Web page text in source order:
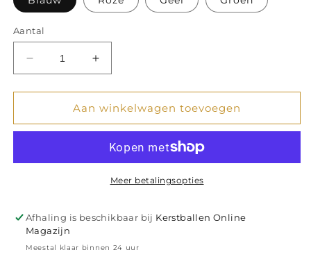
Aantal
Aantal
verlagen
voor
Ornament
Roze,
Aantal
verhogen
voor
Glazen
Ornament
(Blauw,
Roze,
Groen,
Aan winkelwagen toevoegen
Meer betalingsopties
Afhaling is beschikbaar bij Kerstballen Online
Magazijn
Meestal klaar binnen 24 uur